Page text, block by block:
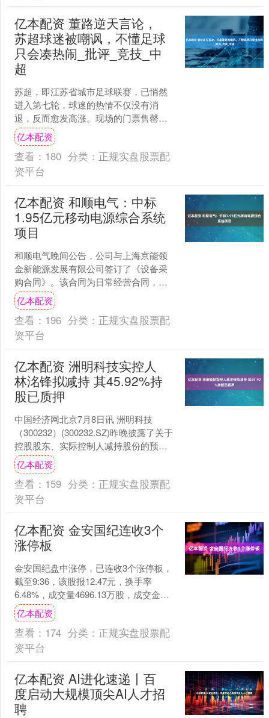
亿本配资 董路逆天言论，
苏超球迷被嘲讽，不懂足球
只会凑热闹_批评_竞技_中
超
苏超，即江苏省城市足球联赛，已悄然
进入第七轮，球迷的热情不仅没有消
退，反而愈发高涨。现场的门票售罄，
赞助商络绎不绝，背后则是竞技体育与
基层文化的精彩结合。 据相....
亿本配资
查看： 180 分类： 正规实盘股票配
资平台
亿本配资 和顺电气：中标
1.95亿元移动电源综合系统
项目
和顺电气晚间公告，公司与上海京能领
金新能源发展有限公司签订了《设备采
购合同》。该合同为日常经营合同，无
需提交公司董事会及股东大会审议批
准。合同采购内容为移动电源....
亿本配资
查看： 196 分类： 正规实盘股票配
资平台
亿本配资 洲明科技实控人
林洺锋拟减持 其45.92%持
股已质押
中国经济网北京7月8日讯 洲明科技
（300232）(300232.SZ)昨晚披露了关于
控股股东、实际控制人减持股份的预披
露公告。 持有洲明科技股份268,973....
亿本配资
查看： 159 分类： 正规实盘股票配
资平台
亿本配资 金安国纪连收3个
涨停板
金安国纪盘中涨停，已连收3个涨停板，
截至9:36，该股报12.47元，换手率
6.48%，成交量4696.13万股，成交金额
5.56亿元，涨停板封单金额为4.27....
亿本配资
查看： 174 分类： 正规实盘股票配
资平台
亿本配资 AI进化速递丨百
度启动大规模顶尖AI人才招
聘